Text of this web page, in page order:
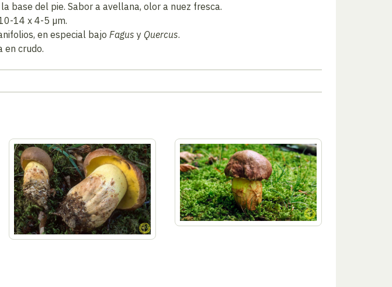
base del pie. Sabor a avellana, olor a nuez fresca.
14 x 4-5 µm.
en especial bajo Fagus y Quercus.
en crudo.